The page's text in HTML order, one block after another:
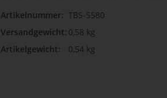
Artikelnummer: TBS-5580
Versandgewicht: 0,58 kg
Artikelgewicht:
0,54 kg